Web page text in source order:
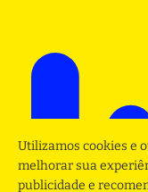
Utilizamos cookies e
melhorar sua
publicidade e